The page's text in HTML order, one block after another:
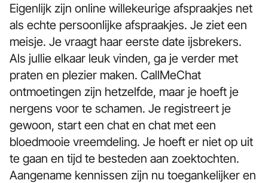
Eigenlijk zijn online willekeurige afspraakjes net
als echte persoonlijke afspraakjes. Je ziet een
meisje. Je vraagt haar eerste date ijsbrekers.
Als jullie elkaar leuk vinden, ga je verder met
praten en plezier maken. CallMeChat
ontmoetingen zijn hetzelfde, maar je hoeft je
nergens voor te schamen. Je registreert je
gewoon, start een chat en chat met een
bloedmooie vreemdeling. Je hoeft er niet op uit
te gaan en tijd te besteden aan zoektochten.
Aangename kennissen zijn nu toegankelijker en